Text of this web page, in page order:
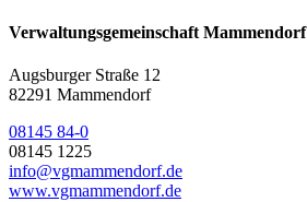
Verwaltungsgemeinschaft Mammendorf
Augsburger Straße 12
82291 Mammendorf
08145 84-0
08145 1225
info@vgmammendorf.de
www.vgmammendorf.de